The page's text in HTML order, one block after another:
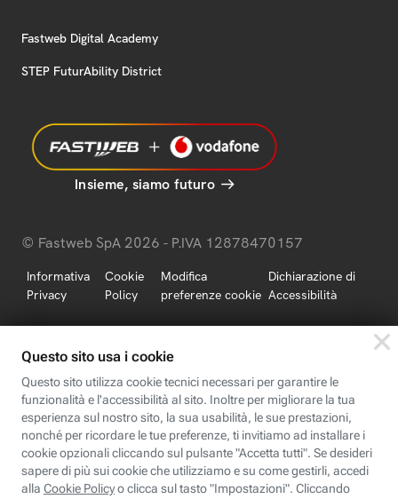
Fastweb Digital Academy
STEP FuturAbility District
Insieme, siamo futuro
© Fastweb SpA 2026 - P.IVA 12878470157
Informativa
Privacy
Cookie
Policy
Modifica
preferenze cookie
Dichiarazione di
Accessibilità